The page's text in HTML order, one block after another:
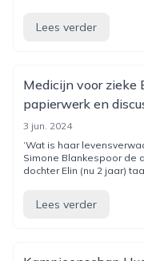
Lees verder
Medicijn voor zieke
papierwerk en
3 jun. 2024
‘Wat is haar
Simone Blankespoor de
dochter Elin (nu 2 jaar)
Lees verder